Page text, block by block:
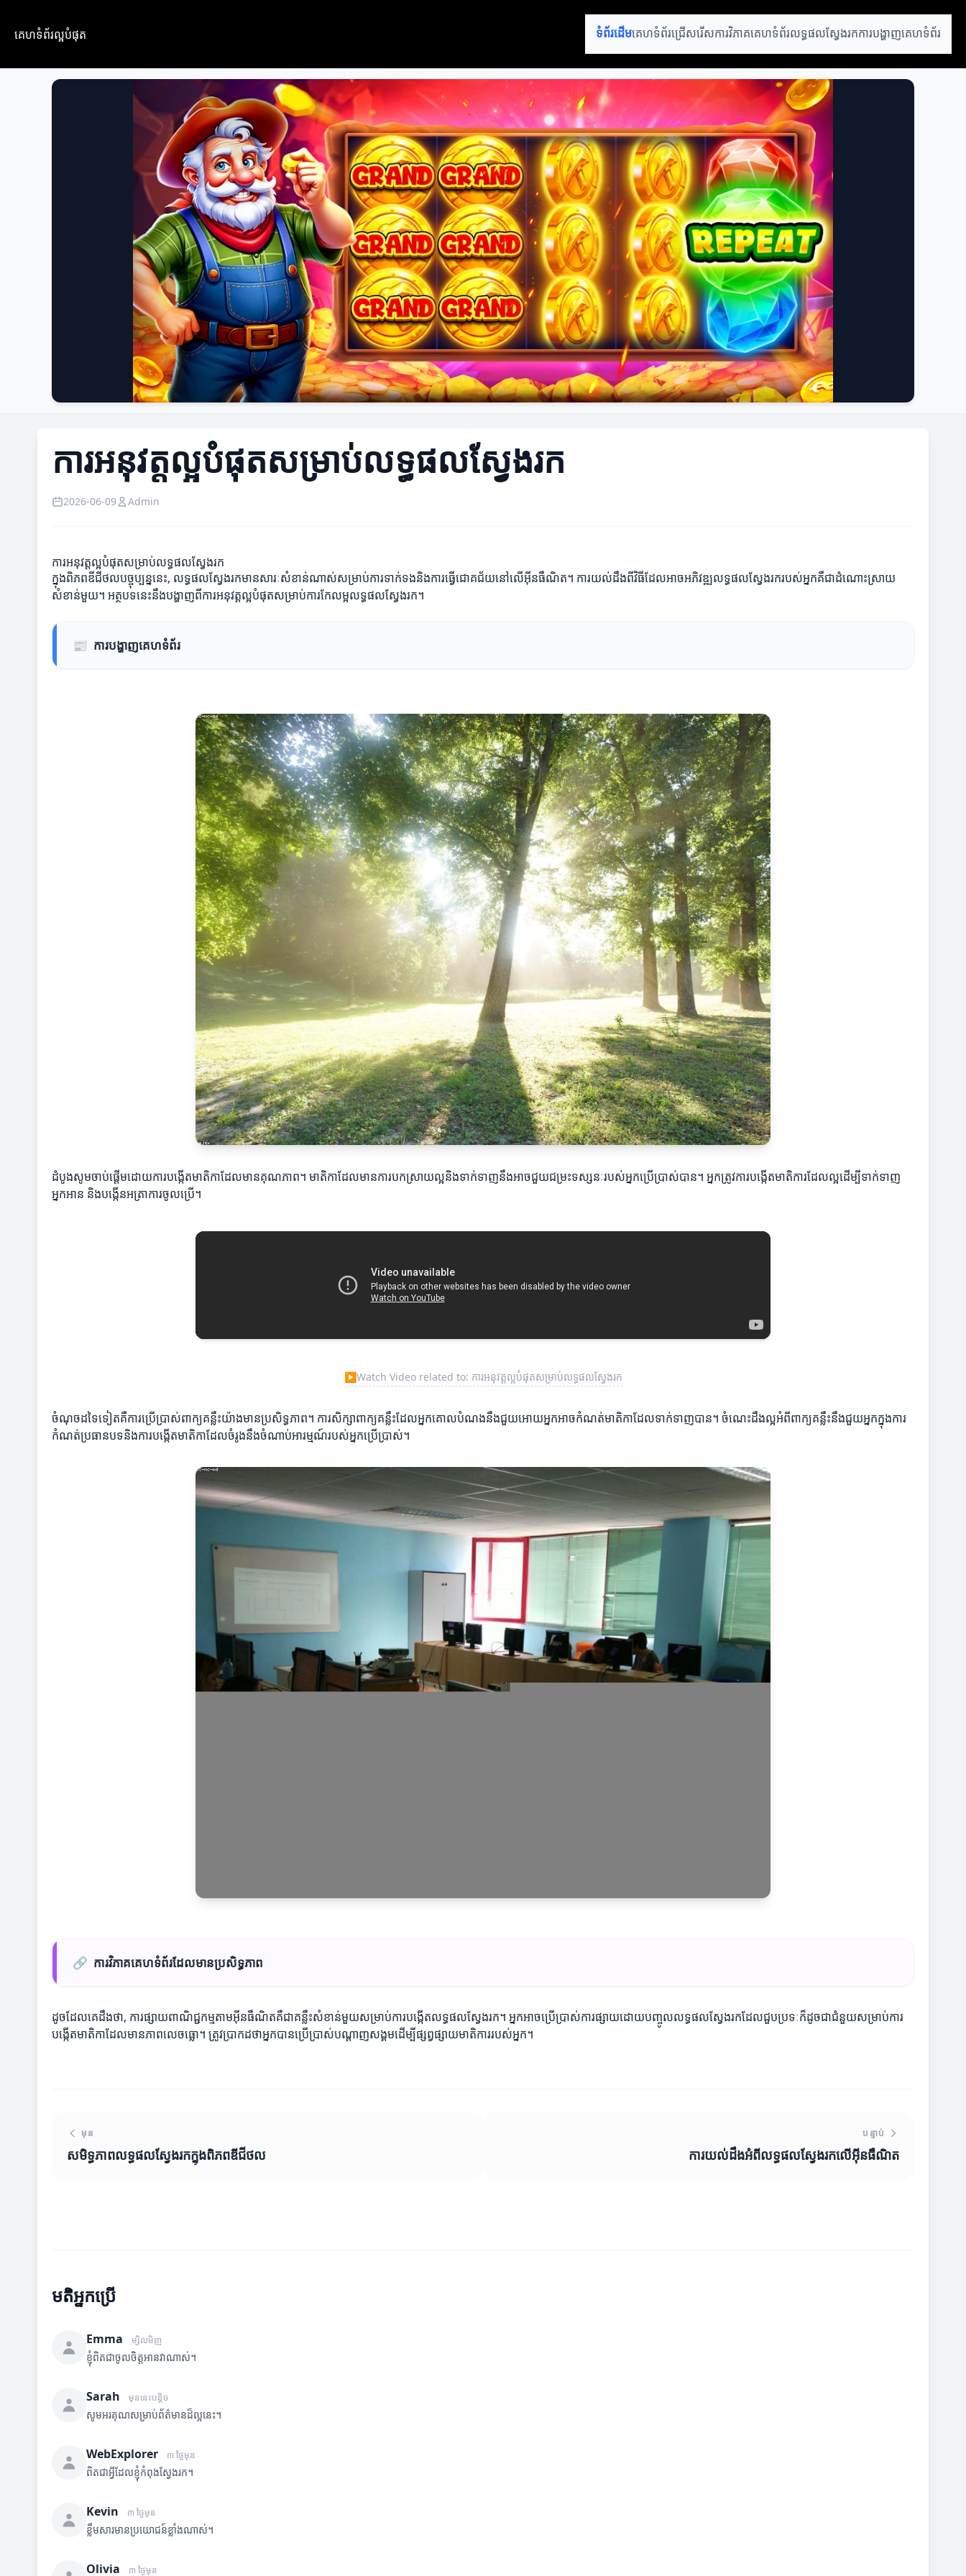
គេហទំព័រល្អបំផុត ទំព័រដើមគេហទំព័រជ្រើសរើសការវិភាគគេហទំព័រលទ្ធផលស្វែងរកការបង្ហាញគេហទំព័រ
ការអនុវត្តល្អបំផុតសម្រាប់លទ្ធផលស្វែងរក
2026-06-09 Admin
ការអនុវត្តល្អបំផុតសម្រាប់លទ្ធផលស្វែងរក
ក្នុងពិភពឌីជីថលបច្ចុប្បន្ននេះ, លទ្ធផលស្វែងរកមានសារៈសំខាន់ណាស់សម្រាប់ការទាក់ទងនិងការធ្វើជោគជ័យនៅលើអ៊ីនធឺណិត។ ការយល់ដឹងពីវិធីដែលអាចអភិវឌ្ឍលទ្ធផលស្វែងរករបស់អ្នកគឺជាដំណោះស្រាយ
សំខាន់មួយ។ អត្ថបទនេះនឹងបង្ហាញពីការអនុវត្តល្អបំផុតសម្រាប់ការកែលម្អលទ្ធផលស្វែងរក។
📰 ការបង្ហាញគេហទំព័រ
ដំបូងសូមចាប់ផ្តើមដោយការបង្កើតមាតិកាដែលមានគុណភាព។ មាតិកាដែលមានការបកស្រាយល្អនិងទាក់ទាញនឹងអាចជួយជម្រះទស្សនៈរបស់អ្នកប្រើប្រាស់បាន។ អ្នកត្រូវការបង្កើតមាតិការដែលល្អដើម្បីទាក់ទាញ
អ្នកអាន និងបង្កើនអត្រាការចូលប្រើ។
▶Watch Video related to: ការអនុវត្តល្អបំផុតសម្រាប់លទ្ធផលស្វែងរក
ចំណុចដទៃទៀតគឺការប្រើប្រាស់ពាក្យគន្លឹះយ៉ាងមានប្រសិទ្ធភាព។ ការសិក្សាពាក្យគន្លឹះដែលអ្នកគោលបំណងនឹងជួយអោយអ្នកអាចកំណត់មាតិកាដែលទាក់ទាញបាន។ ចំណេះដឹងល្អអំពីពាក្យគន្លឹះនឹងជួយអ្នកក្នុងការ
កំណត់ប្រធានបទនិងការបង្កើតមាតិកាដែលចំរូងនឹងចំណាប់អារម្មណ៍របស់អ្នកប្រើប្រាស់។
🔗 ការវិភាគគេហទំព័រដែលមានប្រសិទ្ធភាព
ដូចដែលគេដឹងថា, ការផ្សាយពាណិជ្ជកម្មតាមអ៊ីនធឺណិតគឺជាគន្លឹះសំខាន់មួយសម្រាប់ការបង្កើតលទ្ធផលស្វែងរក។ អ្នកអាចប្រើប្រាស់ការផ្សាយដោយបញ្ចូលលទ្ធផលស្វែងរកដែលជួបប្រទៈក៏ដូចជាជំនួយសម្រាប់ការ
បង្កើតមាតិកាដែលមានភាពលេចធ្លោ។ ត្រូវប្រាកដថាអ្នកបានប្រើប្រាស់បណ្តាញសង្គមដើម្បីផ្សព្វផ្សាយមាតិការរបស់អ្នក។
មុន
សមិទ្ធភាពលទ្ធផលស្វែងរកក្នុងពិភពឌីជីថល
បន្ទាប់
ការយល់ដឹងអំពីលទ្ធផលស្វែងរកលើអ៊ីនធឺណិត
មតិអ្នកប្រើ
Emma ម្សិលមិញ
ខ្ញុំពិតជាចូលចិត្តអានវាណាស់។
Sarah មុននេះបន្តិច
សូមអរគុណសម្រាប់ព័ត៌មានដ៏ល្អនេះ។
WebExplorer ៣ ថ្ងៃមុន
ពិតជាអ្វីដែលខ្ញុំកំពុងស្វែងរក។
Kevin ៣ ថ្ងៃមុន
ខ្លឹមសារមានប្រយោជន៍ខ្លាំងណាស់។
Olivia ៣ ថ្ងៃមុន